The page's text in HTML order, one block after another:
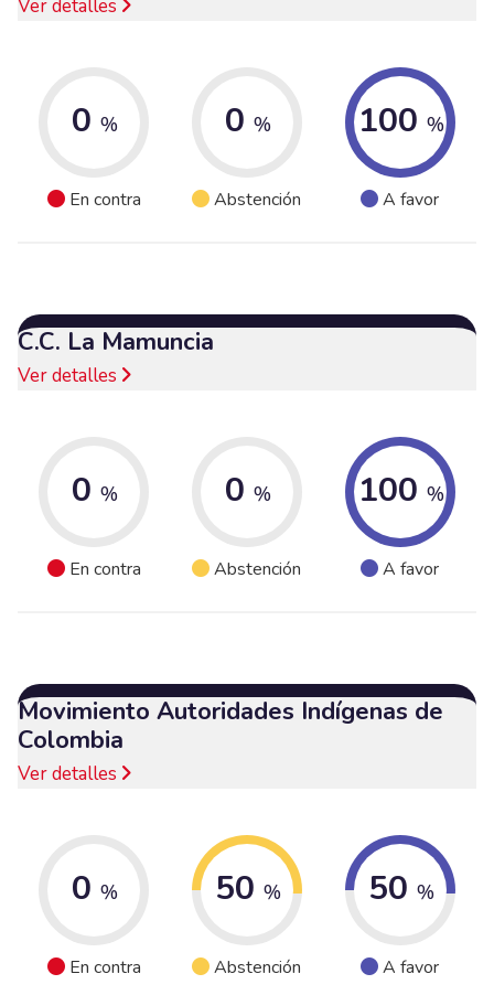
Ver detalles
0 %
En contra
0 %
Abstención
100 %
A favor
C.C. La Mamuncia
Ver detalles
0 %
En contra
0 %
Abstención
100 %
A favor
Movimiento Autoridades Indígenas de
Colombia
Ver detalles
0 %
En contra
50 %
Abstención
50 %
A favor